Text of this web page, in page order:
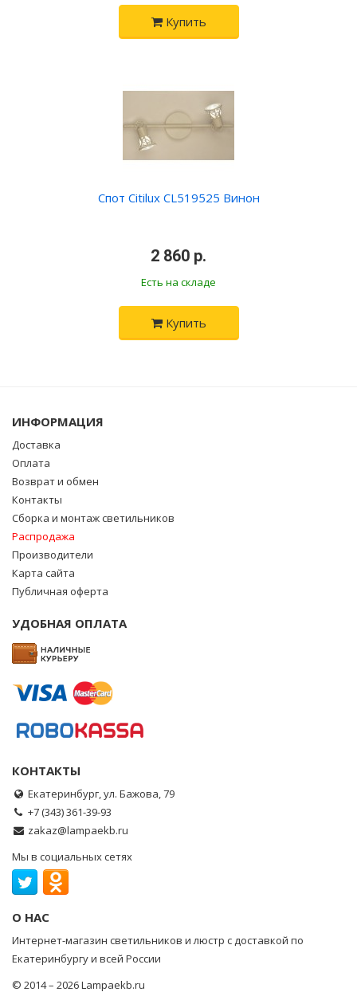
Купить
Спот Citilux CL519525 Винон
2 860 р.
Есть на складе
Купить
ИНФОРМАЦИЯ
Доставка
Оплата
Возврат и обмен
Контакты
Сборка и монтаж светильников
Распродажа
Производители
Карта сайта
Публичная оферта
УДОБНАЯ ОПЛАТА
КОНТАКТЫ
Екатеринбург, ул. Бажова, 79
+7 (343) 361-39-93
zakaz@lampaekb.ru
Мы в социальных сетях
О НАС
Интернет-магазин светильников и люстр с доставкой по
Екатеринбургу и всей России
© 2014 – 2026 Lampaekb.ru